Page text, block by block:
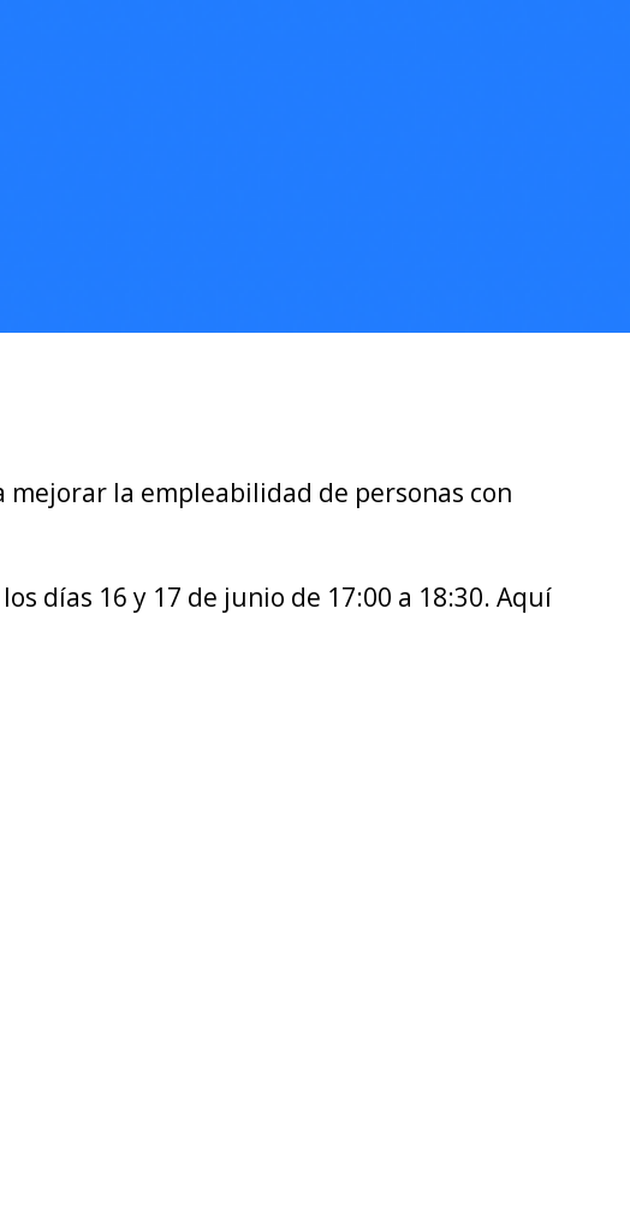
la empleabilidad de personas con
días 16 y 17 de junio de 17:00 a 18:30. Aquí